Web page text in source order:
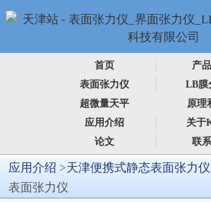
首页
产
表面张力仪
LB膜
超微量天平
原理
应用介绍
关于
论文
联
应用介绍 >天津便携式静态表面张力仪
表面张力仪